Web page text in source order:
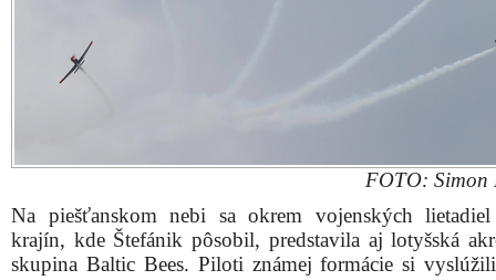
Nechýbala prehliadka lietadiel P-51 Mustang, L-
MiG15 či Yak-3. Ladné krivky historických
predviedli páni zo švajčiarskeho tímu P3 Flyers.
potlesk zožal aj český tím Flying Bulls.
takmer praskala vo švíkoch a pri jednom z hlavných
zas mohli vidieť divadelné stvárnenie
Poďakovanie patrí všetkým návštevníkom, že boli
vďaka čomu sme nezaznamenali žiadne výraznejšie